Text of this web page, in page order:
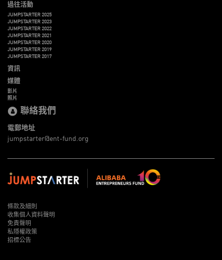
過往活動
JUMPSTARTER 2025
JUMPSTARTER 2023
JUMPSTARTER 2022
JUMPSTARTER 2021
JUMPSTARTER 2020
JUMPSTARTER 2019
JUMPSTARTER 2017
資訊
媒體
影片
照片
聯絡我們
電郵地址
jumpstarter@ent-fund.org
條款及細則
收集個人資料聲明
免責聲明
私隱權政策
招標公告